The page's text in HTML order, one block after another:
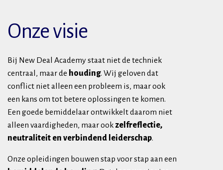
Onze visie
Bij New Deal Academy staat niet de techniek
centraal, maar de houding. Wij geloven dat
conflict niet alleen een probleem is, maar ook
een kans om tot betere oplossingen te komen.
Een goede bemiddelaar ontwikkelt daarom niet
alleen vaardigheden, maar ook zelfreflectie,
neutraliteit en verbindend leiderschap.
Onze opleidingen bouwen stap voor stap aan een